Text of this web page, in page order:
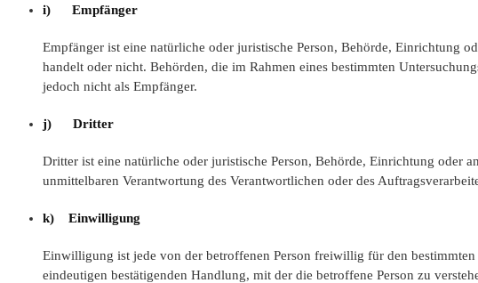
i) Empfänger
Empfänger ist eine natürliche oder juristische Person, Behörde, Einrichtung
handelt oder nicht. Behörden, die im Rahmen eines bestimmten
jedoch nicht als Empfänger.
j) Dritter
Dritter ist eine natürliche oder juristische Person, Behörde, Einrichtung oder
unmittelbaren Verantwortung des Verantwortlichen oder des
k) Einwilligung
Einwilligung ist jede von der betroffenen Person freiwillig für den
eindeutigen bestätigenden Handlung, mit der die betroffene Person zu